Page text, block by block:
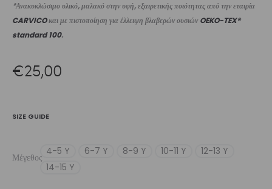
*Ανακυκλώσιμο υλικό, μαλακό στην υφή, εξαιρετικής ποιότητας από την εταιρία
CARVICOκαι με πιστοποίηση για έλλειψη βλαβερών ουσιών OEKO-TEX®
standard 100.
€25,00
SIZE GUIDE
Μέγεθος
4-5 Y 6-7 Y 8-9 Y 10-11 Y
12-13 Y
14-15 Y